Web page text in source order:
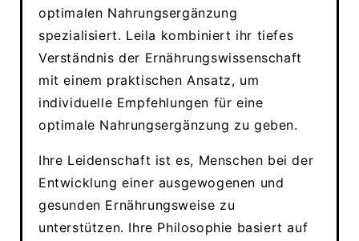
optimalen Nahrungsergänzung
spezialisiert. Leila kombiniert ihr tiefes
Verständnis der Ernährungswissenschaft
mit einem praktischen Ansatz, um
individuelle Empfehlungen für eine
optimale Nahrungsergänzung zu geben.
Ihre Leidenschaft ist es, Menschen bei der
Entwicklung einer ausgewogenen und
gesunden Ernährungsweise zu
unterstützen. Ihre Philosophie basiert auf